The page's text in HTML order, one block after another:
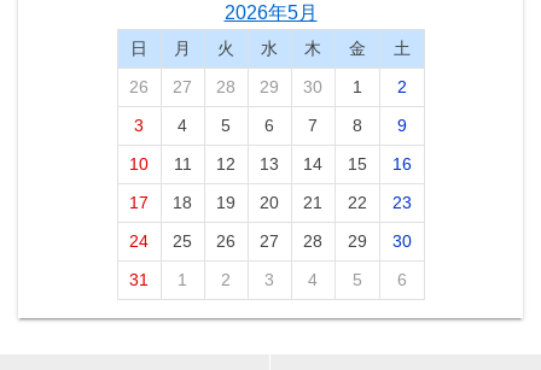
2026年5月
日 月 火 水 木 金
土
26
27 28 29 30 1
2
3
4 5 6 7 8
9
10
11 12 13 14 15
16
17
18 19 20 21 22
23
24
25 26 27 28 29
30
31
1 2 3 4 5 6